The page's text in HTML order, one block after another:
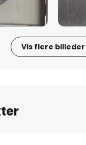
Vis flere billeder